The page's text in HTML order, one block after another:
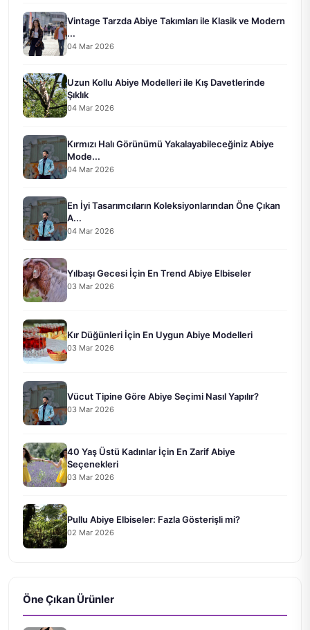
Vintage Tarzda Abiye Takımları ile Klasik ve Modern
...
04 Mar 2026
Uzun Kollu Abiye Modelleri ile Kış Davetlerinde
Şıklık
04 Mar 2026
Kırmızı Halı Görünümü Yakalayabileceğiniz Abiye
Mode...
04 Mar 2026
En İyi Tasarımcıların Koleksiyonlarından Öne Çıkan
A...
04 Mar 2026
Yılbaşı Gecesi İçin En Trend Abiye Elbiseler
03 Mar 2026
Kır Düğünleri İçin En Uygun Abiye Modelleri
03 Mar 2026
Vücut Tipine Göre Abiye Seçimi Nasıl Yapılır?
03 Mar 2026
40 Yaş Üstü Kadınlar İçin En Zarif Abiye
Seçenekleri
03 Mar 2026
Pullu Abiye Elbiseler: Fazla Gösterişli mi?
02 Mar 2026
Öne Çıkan Ürünler